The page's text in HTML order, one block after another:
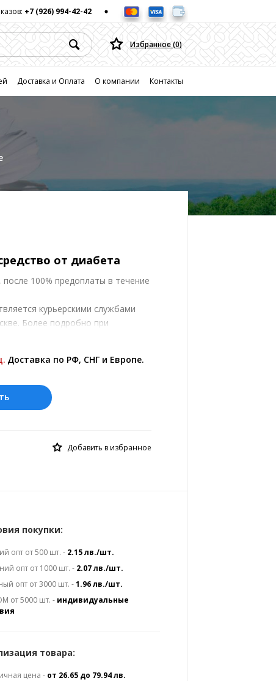
+7 (926) 994-42-42
Избранное (0)
Доставка и Оплата О компании Контакты
от диабета
100% предоплаты в течение
курьерскими службами
Более подробно при
курс 10 руб.= 0.269175 лв.
Доставка по РФ, СНГ и Европе.
Добавить в избранное
покупки:
опт от 500 шт. - 2.15 лв./шт.
опт от 1000 шт. - 2.07 лв./шт.
опт от 3000 шт. -1.96 лв./шт.
от 5000 шт. - индивидуальные
товара:
цена - от 26.65 до 79.94 лв.